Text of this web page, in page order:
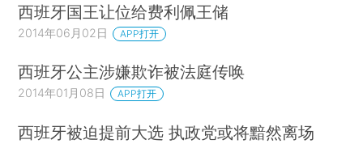
西班牙国王让位给费利佩王储
2014年06月02日 APP打开
西班牙公主涉嫌欺诈被法庭传唤
2014年01月08日 APP打开
西班牙被迫提前大选 执政党或将黯然离场